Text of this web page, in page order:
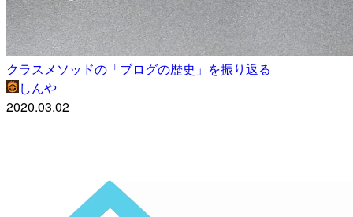
クラスメソッドの「ブログの歴史」を振り返る
しんや
2020.03.02